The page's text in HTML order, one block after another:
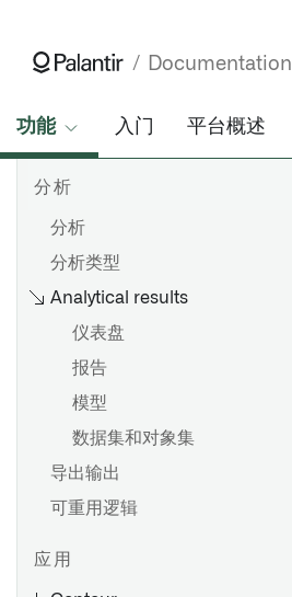
Documentation
功能 入门 平台概述
分析
分析
分析类型
Analytical results
仪表盘
报告
模型
数据集和对象集
导出输出
可重用逻辑
应用